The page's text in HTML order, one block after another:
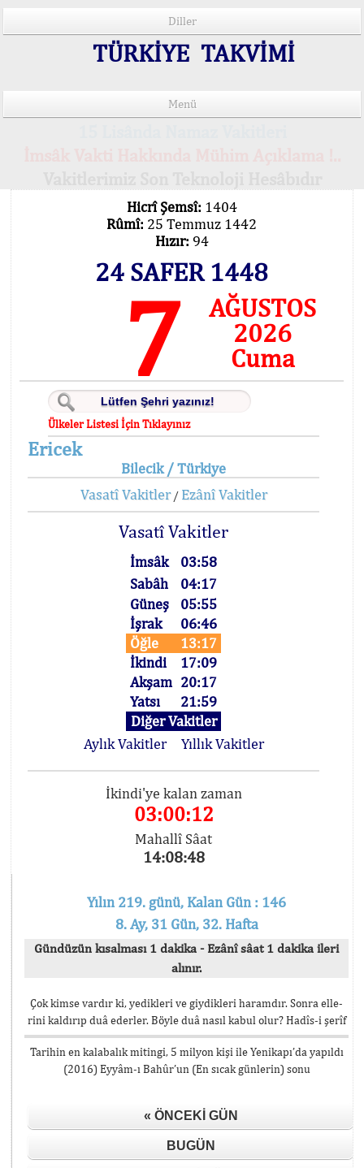
Diller
TÜRKİYE TAKVİMİ
Menü
Hicrî Şemsî: 1404
Rûmî: 25 Temmuz 1442
Hızır: 94
24 SAFER 1448
7
AĞUSTOS
2026
Cuma
Ülkeler Listesi İçin Tıklayınız
Ericek
Bilecik / Türkiye
Vasatî Vakitler/ Ezânî Vakitler
Vasatî Vakitler
İmsâk
03:58
Sabâh
04:17
Güneş
05:55
İşrak
06:46
Öğle
13:17
İkindi
17:09
Akşam 20:17
Yatsı
21:59
Diğer Vakitler
Aylık Vakitler
Yıllık Vakitler
İkindi'ye kalan zaman
03:00:12
Mahallî Sâat
14:08:48
Yılın 219. günü, Kalan Gün : 146
8. Ay, 31 Gün, 32. Hafta
Gündüzün kısalması 1 dakika - Ezânî sâat 1 dakika ileri
alınır.
Çok kimse vardır ki, yedikleri ve giydikleri haramdır. Sonra elle-
rini kaldırıp duâ ederler. Böyle duâ nasıl kabul olur? Hadîs-i şerîf
Tarihin en kalabalık mitingi, 5 milyon kişi ile Yenikapı’da yapıldı
(2016) Eyyâm-ı Bahûr’un (En sıcak günlerin) sonu
« ÖNCEKI GÜN
BUGÜN